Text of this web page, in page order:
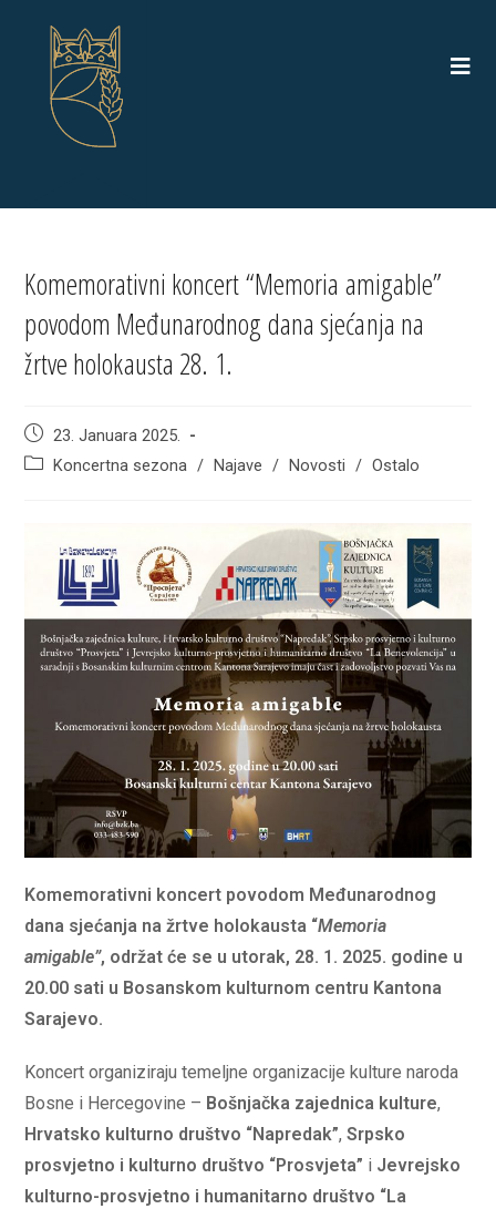
Komemorativni koncert “Memoria amigable”
povodom Međunarodnog dana sjećanja na
žrtve holokausta 28. 1.
Post
published:
23. Januara 2025.
PostKoncertna sezona / Najave / Novosti / Ostalo
Komemorativni koncert povodom Međunarodnog
dana sjećanja na žrtve holokausta “Memoria
amigable”, održat će se u utorak, 28. 1. 2025. godine u
20.00 sati u Bosanskom kulturnom centru Kantona
Sarajevo.
Koncert organiziraju temeljne organizacije kulture naroda
Bosne i Hercegovine – Bošnjačka zajednica kulture,
Hrvatsko kulturno društvo “Napredak”,Srpsko
prosvjetno i kulturno društvo “Prosvjeta” i Jevrejsko
kulturno-prosvjetno i humanitarno društvo “La